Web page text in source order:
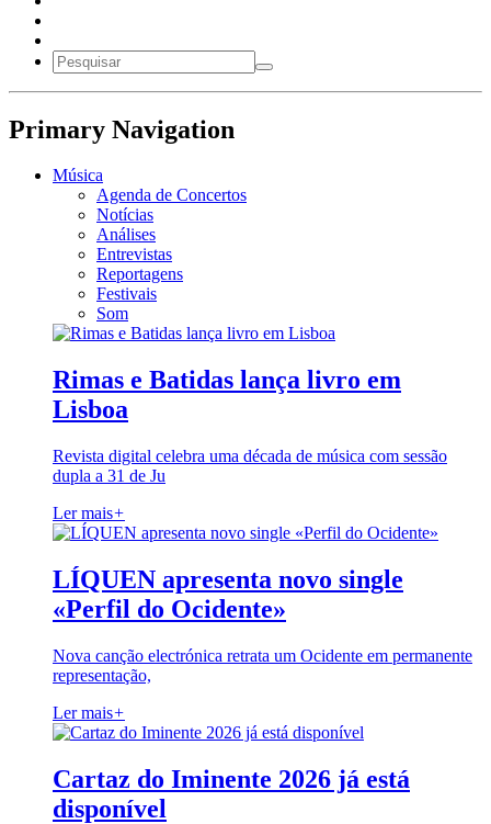
Primary Navigation
Música
Agenda de Concertos
Notícias
Análises
Entrevistas
Reportagens
Festivais
Som
Rimas e Batidas lança livro em
Lisboa
Revista digital celebra uma década de música com sessão
dupla a 31 de Ju
Ler mais+
LÍQUEN apresenta novo single
«Perfil do Ocidente»
Nova canção electrónica retrata um Ocidente em permanente
representação,
Ler mais+
Cartaz do Iminente 2026 já está
disponível